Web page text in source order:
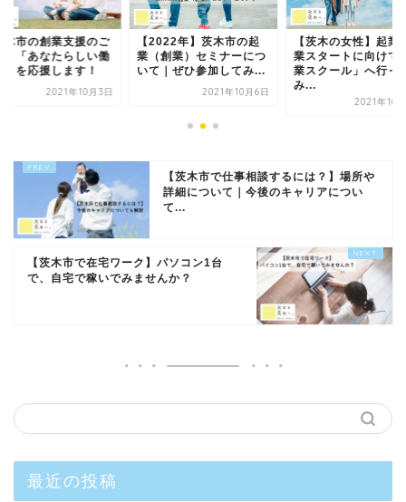
木市の創業支援のご
】「あなたらしい働
」を応援します！
2021年10月3日
【2022年】茨木市の起
業（創業）セミナーにつ
いて｜ぜひ参加してみ...
2021年10月6日
【茨木の女性】起業
業スタートに向けて
業スクール」へ行っ
み...
2021年10
【茨木市で仕事相談するには？】場所や
詳細について｜今後のキャリアについ
て...
【茨木市で在宅ワーク】パソコン1台
で、自宅で稼いでみませんか？
最近の投稿